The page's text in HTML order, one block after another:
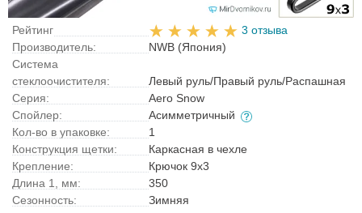
Рейтинг
3 отзыва
Производитель:
NWB (Япония)
Система
стеклоочистителя:
Левый руль/Правый руль/Распашная
Серия:
Aero Snow
Спойлер:
Асимметричный
Кол-во в упаковке:
1
Конструкция щетки:
Каркасная в чехле
Крепление:
Крючок 9x3
Длина 1, мм:
350
Сезонность:
Зимняя